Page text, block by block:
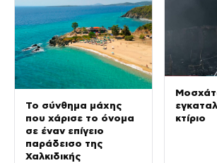
Το σύνθημα μάχης
που χάρισε το όνομα
σε έναν επίγειο
παράδεισο της
Χαλκιδικής
κτίριο